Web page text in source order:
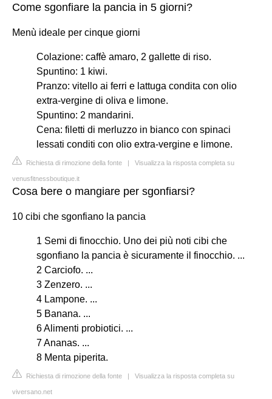
Come sgonfiare la pancia in 5 giorni?
Menù ideale per cinque giorni
Colazione: caffè amaro, 2 gallette di riso.
Spuntino: 1 kiwi.
Pranzo: vitello ai ferri e lattuga condita con olio
extra-vergine di oliva e limone.
Spuntino: 2 mandarini.
Cena: filetti di merluzzo in bianco con spinaci
lessati conditi con olio extra-vergine e limone.
Richiesta di rimozione della fonte | Visualizza la risposta completa su
venusfitnessboutique.it
Cosa bere o mangiare per sgonfiarsi?
10 cibi che sgonfiano la pancia
1 Semi di finocchio. Uno dei più noti cibi che
sgonfiano la pancia è sicuramente il finocchio. ...
2 Carciofo. ...
3 Zenzero. ...
4 Lampone. ...
5 Banana. ...
6 Alimenti probiotici. ...
7 Ananas. ...
8 Menta piperita.
Richiesta di rimozione della fonte | Visualizza la risposta completa su
viversano.net